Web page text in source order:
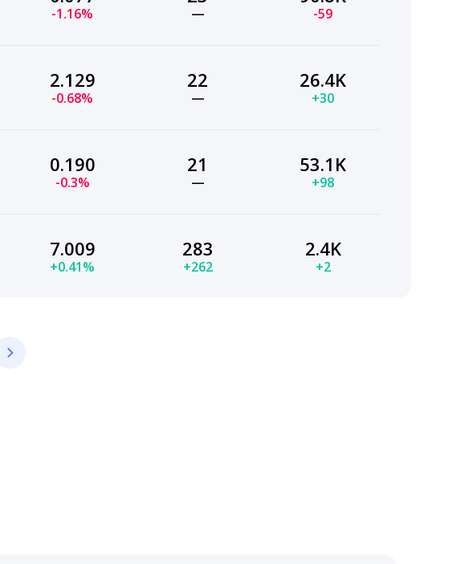
-1.16% — -59
2.129
-0.68%
22
—
26.4K
+30
0.190
-0.3%
21
—
53.1K
+98
7.009
+0.41%
283
+262
2.4K
+2